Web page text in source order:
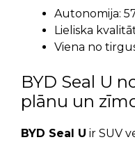
Autonomija:
Lieliska
Viena no
BYD Seal U
plānu un
BYD Seal U ir SUV